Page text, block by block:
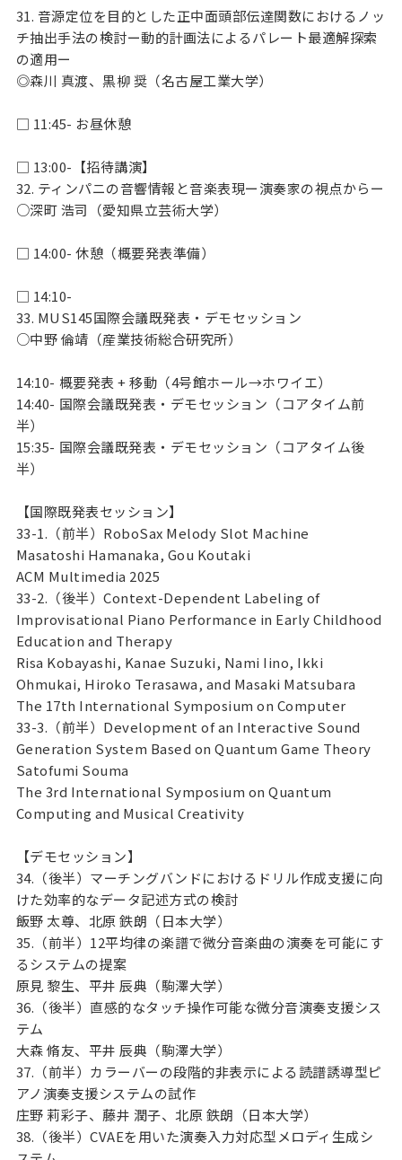
31. 音源定位を目的とした正中面頭部伝達関数におけるノッ
チ抽出手法の検討ー動的計画法によるパレート最適解探索
の適用ー
◎森川 真渡、黒柳 奨（名古屋工業大学）
□ 11:45- お昼休憩
□ 13:00-【招待講演】
32. ティンパニの音響情報と音楽表現ー演奏家の視点からー
○深町 浩司（愛知県立芸術大学）
□ 14:00- 休憩（概要発表準備）
□ 14:10-
33. MUS145国際会議既発表・デモセッション
○中野 倫靖（産業技術総合研究所）
14:10- 概要発表 + 移動（4号館ホール→ホワイエ）
14:40- 国際会議既発表・デモセッション（コアタイム前
半）
15:35- 国際会議既発表・デモセッション（コアタイム後
半）
【国際既発表セッション】
33-1.（前半）RoboSax Melody Slot Machine
Masatoshi Hamanaka, Gou Koutaki
ACM Multimedia 2025
33-2.（後半）Context-Dependent Labeling of
Improvisational Piano Performance in Early Childhood
Education and Therapy
Risa Kobayashi, Kanae Suzuki, Nami Iino, Ikki
Ohmukai, Hiroko Terasawa, and Masaki Matsubara
The 17th International Symposium on Computer
33-3.（前半）Development of an Interactive Sound
Generation System Based on Quantum Game Theory
Satofumi Souma
The 3rd International Symposium on Quantum
Computing and Musical Creativity
【デモセッション】
34.（後半）マーチングバンドにおけるドリル作成支援に向
けた効率的なデータ記述方式の検討
飯野 太尊、北原 鉄朗（日本大学）
35.（前半）12平均律の楽譜で微分音楽曲の演奏を可能にす
るシステムの提案
原見 黎生、平井 辰典（駒澤大学）
36.（後半）直感的なタッチ操作可能な微分音演奏支援シス
テム
大森 脩友、平井 辰典（駒澤大学）
37.（前半）カラーバーの段階的非表示による読譜誘導型ピ
アノ演奏支援システムの試作
庄野 莉彩子、藤井 潤子、北原 鉄朗（日本大学）
38.（後半）CVAEを用いた演奏入力対応型メロディ生成シ